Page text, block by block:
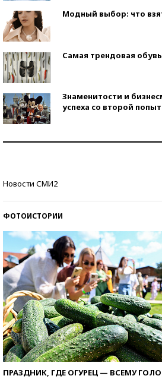
Модный выбор: что
Самая трендовая обувь
Знаменитости и
успеха со второй
Новости СМИ2
ФОТОИСТОРИИ
ПРАЗДНИК, ГДЕ ОГУРЕЦ — ВСЕМУ